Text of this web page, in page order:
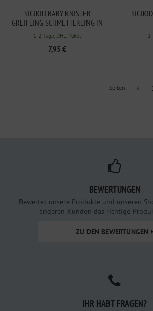
SIGIKID BABY KNISTER
GREIFLING SCHMETTERLING IN
ORANGE
1-2 Tage, DHL Paket
7,95 €
Seiten:
BEWERTUNGEN
Bewertet unsere Produkte und unseren
anderen Kunden das richtige
ZU DEN BEWERTUNGEN
IHR HABT FRAGEN?